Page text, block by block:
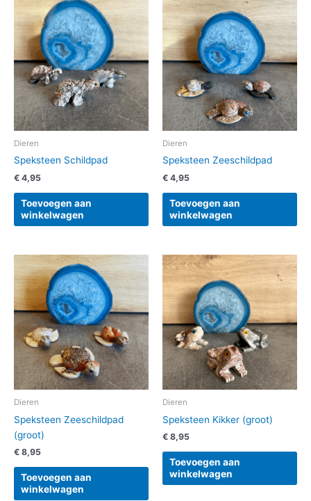
Dieren
Speksteen Schildpad
€ 4,95
Toevoegen aan
winkelwagen
Dieren
Speksteen Zeeschildpad
€ 4,95
Toevoegen aan
winkelwagen
Dieren
Speksteen Zeeschildpad
(groot)
€ 8,95
Toevoegen aan
winkelwagen
Dieren
Speksteen Kikker (groot)
€ 8,95
Toevoegen aan
winkelwagen